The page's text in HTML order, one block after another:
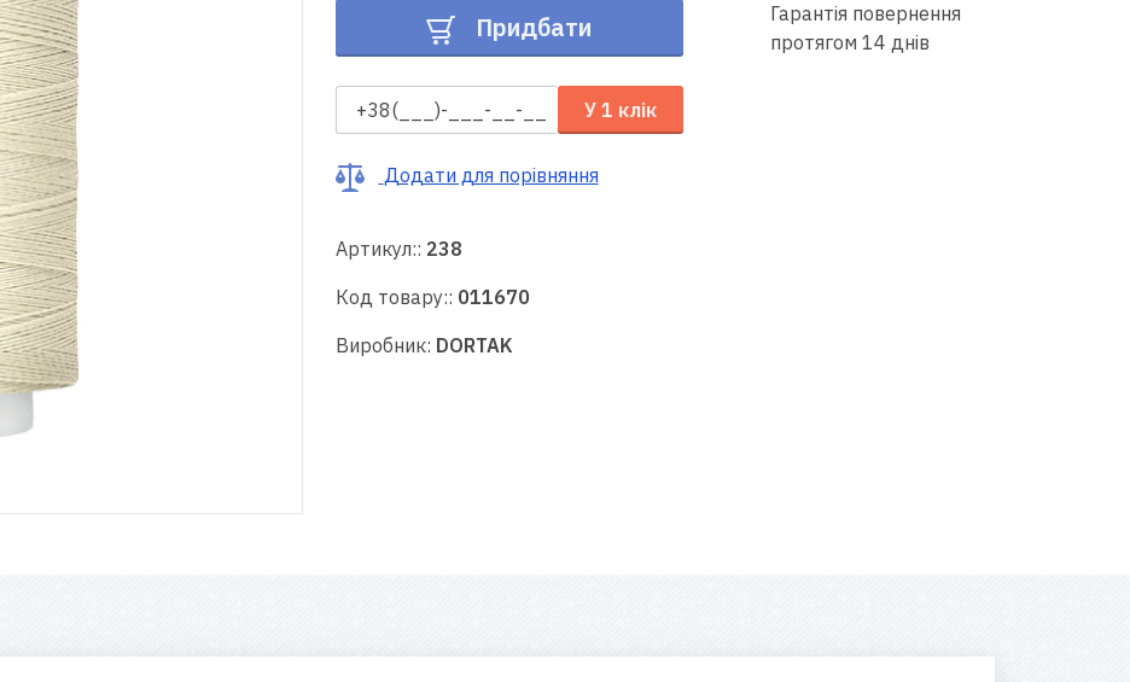
Придбати
У 1 клік
Гарантія повернення
протягом 14 днів
Додати для порівняння
Артикул:: 238
Код товару:: 011670
Виробник: DORTAK